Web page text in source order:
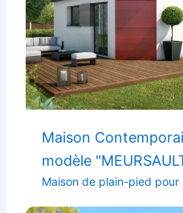
Maison
modèle
Maison de plain-pied